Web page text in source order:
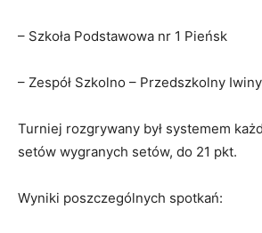
– Szkoła Podstawowa nr 1 Pieńsk
– Zespół Szkolno – Przedszkolny Iwiny
Turniej rozgrywany był systemem
setów wygranych setów, do 21 pkt.
Wyniki poszczególnych spotkań: